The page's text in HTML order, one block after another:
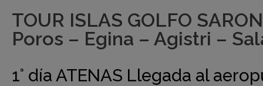
TOUR ISLAS GOLFO
Poros – Egina – Agistri –
1° día ATENAS Llegada al